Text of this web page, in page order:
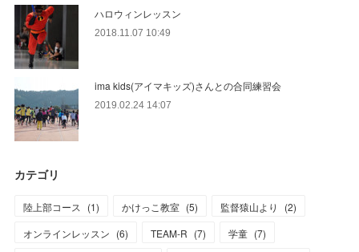
ハロウィンレッスン
2018.11.07 10:49
ima kids(アイマキッズ)さんとの合同練習会
2019.02.24 14:07
カテゴリ
陸上部コース (1) かけっこ教室 (5) 監督猿山より (2)
オンラインレッスン (6) TEAM-R (7) 学童 (7)